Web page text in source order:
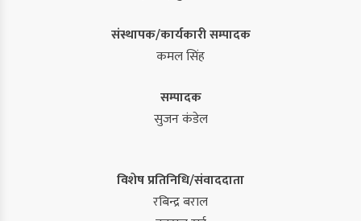
संस्थापक/कार्यकारी सम्पादक
कमल सिंह
सम्पादक
सुजन कंडेल
विशेष प्रतिनिधि/संवाददाता
रबिन्द्र बराल